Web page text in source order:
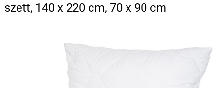
szett, 140 x 220 cm, 70 x 90 cm